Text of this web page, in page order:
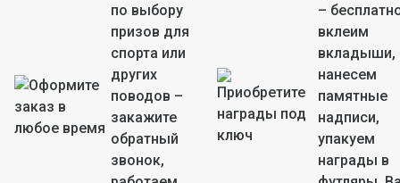
по выбору
призов для
спорта или
других
поводов –
закажите
обратный
звонок,
–
вклеим
вкладыши,
нанесем
памятные
надписи,
упакуем
награды в